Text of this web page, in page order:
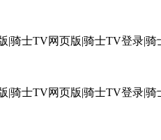
|骑士TV网页版|骑士TV登录|
|骑士TV网页版|骑士TV登录|